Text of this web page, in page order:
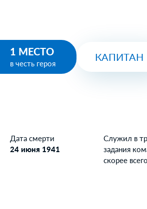
1 МЕСТО
в честь героя
КАПИТАН
Дата смерти
24 июня 1941
Служил в
задания
скорее